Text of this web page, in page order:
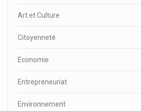
Art et Culture
Citoyenneté
Economie
Entrepreneuriat
Environnement